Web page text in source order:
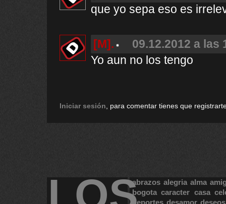
que yo sepa eso es
[M].
09.12.2012 a las
Yo aun no los tengo
Iniciar sesión , para comentar tienes que
abrazos alegria alma
bogota caracter casa
deportes desamor deseos